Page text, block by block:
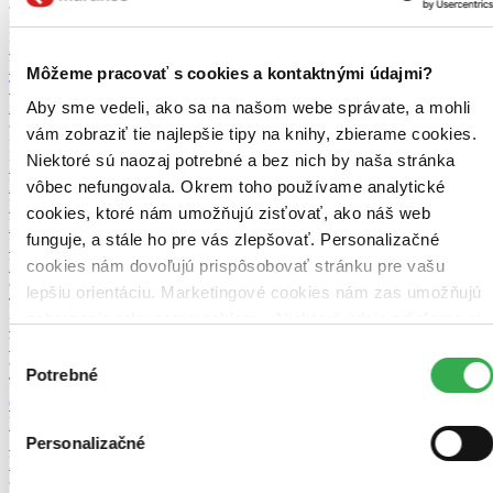
Môžeme pracovať s cookies a kontaktnými údajmi?
Aby sme vedeli, ako sa na našom webe správate, a mohli
vám zobraziť tie najlepšie tipy na knihy, zbierame cookies.
Niektoré sú naozaj potrebné a bez nich by naša stránka
vôbec nefungovala. Okrem toho používame analytické
cookies, ktoré nám umožňujú zisťovať, ako náš web
funguje, a stále ho pre vás zlepšovať. Personalizačné
cookies nám dovoľujú prispôsobovať stránku pre vašu
lepšiu orientáciu. Marketingové cookies nám zas umožňujú
používať všetky tieto cookies. Ďakujeme!
Výber
súhlasu
Potrebné
Personalizačné
Nitriansky kraj (5)
Komárno -
Mestská knižnica Mestská kn. Topoľčany -Tribečská knižnica
Tribečská kn.
Obecná kn.
Želiezovce -Mestská knižnica Mestská kn.
Prešovský kraj (6)
Humenné - Vihorlatská knižnica Vihorlatská kn. Levoča -
Knižnica J. Henkela Kn. J. Henkela Poprad -Podtatranská knižnica
Podtatranská kn.
Prešov -
Krajská knižnica P. O. Hviezdoslava
Krajská kn. Stará Ľubovňa -Ľubovnianska knižnica Ľubovnianska
kn. Vranov nad Topľou -Hornozemplínska knižnica
Hornozemplínska kn.
Trenčiansky kraj (2)
Prievidza -Hornonitrianska knižnica Hornonitrianska kn. Trenčín -
Verejná knižnica Michala Rešetku
Trnavský kraj (5)
Cerová -
knižnica
Záhorská kn.
Sereď -Mestská knižnica
Fándlyho